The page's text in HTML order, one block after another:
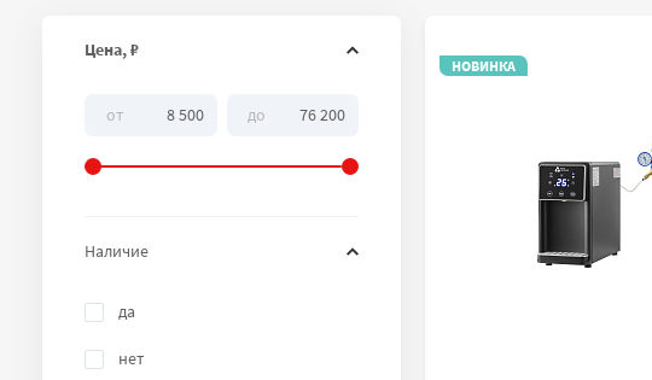
Цена,₽
от до
Наличие
да
нет
НОВИНКА